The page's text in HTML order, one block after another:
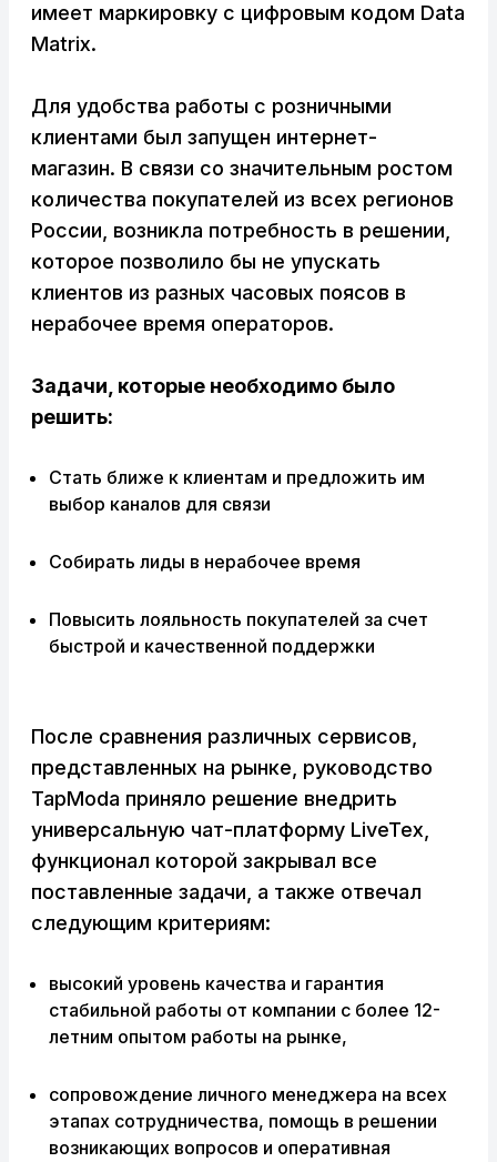
имеет маркировку с цифровым кодом Data
Matrix.
Для удобства работы с розничными
клиентами был запущен интернет-
магазин. В связи со значительным ростом
количества покупателей из всех регионов
России, возникла потребность в решении,
которое позволило бы не упускать
клиентов из разных часовых поясов в
нерабочее время операторов.
Задачи, которые необходимо было
решить:
Стать ближе к клиентам и предложить им
выбор каналов для связи
Собирать лиды в нерабочее время
Повысить лояльность покупателей за счет
быстрой и качественной поддержки
После сравнения различных сервисов,
представленных на рынке, руководство
TapModa приняло решение внедрить
универсальную чат-платформу LiveTex,
функционал которой закрывал все
поставленные задачи, а также отвечал
следующим критериям:
высокий уровень качества и гарантия
стабильной работы от компании с более 12-
летним опытом работы на рынке,
сопровождение личного менеджера на всех
этапах сотрудничества, помощь в решении
возникающих вопросов и оперативная